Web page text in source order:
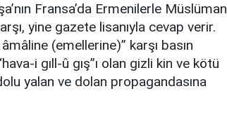
Fransa’da Ermenilerle Müslüman
yine gazete lisanıyla cevap verir.
(emellerine)” karşı basın
i gıll-û gış”ı olan gizli kin ve kötü
yalan ve dolan propagandasına